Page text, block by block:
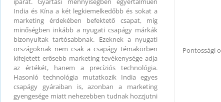
Pontossági
India és Kína a két legkiemelkedőbb és sokat a
marketing érdekében befektető csapat, míg
minőségben inkább a nyugati csapágy márkák
bizonyultak tartósabbnak. Ezeknek a nyugati
országoknak nem csak a csapágy témakörben
kifejetett erősebb marketing tevékenysége adja
az értékét, hanem a precíziós technológia.
Hasonló technológia mutatkozik India egyes
csapágy gyáraiban is, azonban a marketing
gyengesége miatt nehezebben tudnak hozzjutni